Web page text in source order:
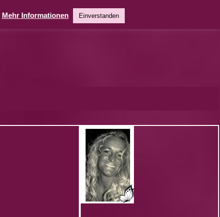
Mehr Informationen Einverstanden